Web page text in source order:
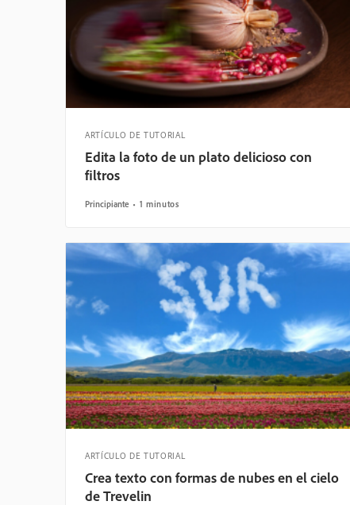
ARTÍCULO DE TUTORIAL
Edita la foto de un plato delicioso con
filtros
Principiante 1 minutos
ARTÍCULO DE TUTORIAL
Crea texto con formas de nubes en el cielo
de Trevelin